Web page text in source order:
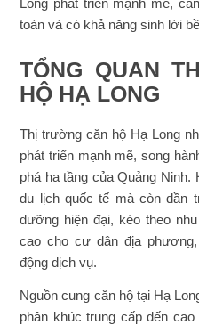
toàn và có khả năng sinh lời
TỔNG QUAN
HỘ HẠ LONG
Thị trường căn hộ Hạ Long
phát triển mạnh mẽ, song
phá hạ tầng của Quảng Ninh.
du lịch quốc tế mà còn dần
dưỡng hiện đại, kéo theo
cao cho cư dân địa
động dịch vụ.
Nguồn cung căn hộ tại Hạ
phân khúc trung cấp đến